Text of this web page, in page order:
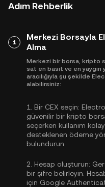
Adım Rehberlik
1
Merkezi Borsayla
Alma
Merkezi bir borsa, kripto
sat en basit ve en yaygın
aracılığıyla şu şekilde
alabilirsiniz:
1. Bir CEX seçin:
güvenilir bir kripto
seçerken kullanım
desteklenen ödeme
bulundurun.
2. Hesap oluşturun:
bir şifre belirleyin.
için Google